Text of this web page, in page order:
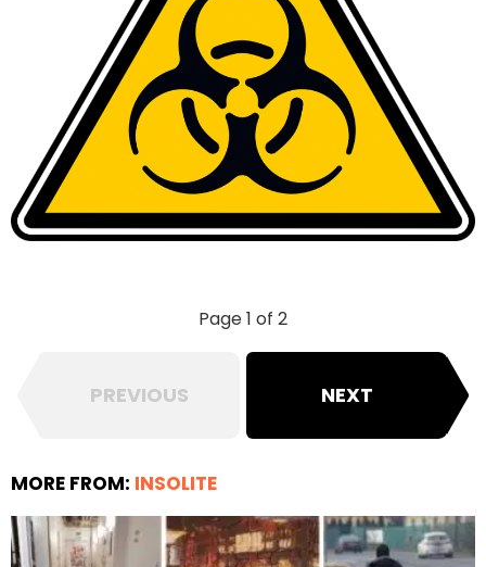
Page 1 of 2
PREVIOUS NEXT
MORE FROM: INSOLITE